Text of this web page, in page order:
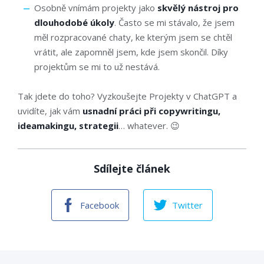
Osobně vnímám projekty jako skvělý nástroj pro
dlouhodobé úkoly. Často se mi stávalo, že jsem
měl rozpracované chaty, ke kterým jsem se chtěl
vrátit, ale zapomněl jsem, kde jsem skončil. Díky
projektům se mi to už nestává.
Tak jdete do toho? Vyzkoušejte Projekty v ChatGPT a
uvidíte, jak vám usnadní práci při copywritingu,
ideamakingu, strategii… whatever. 😉
Sdílejte článek
Facebook Twitter